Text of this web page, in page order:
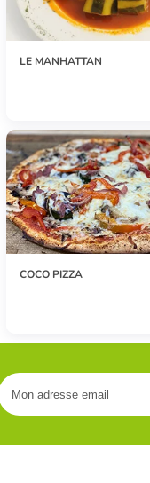
LE MANHATTAN
COCO PIZZA